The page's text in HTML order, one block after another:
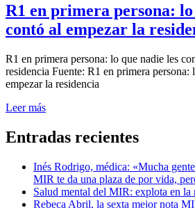
R1 en primera persona: lo
contó al empezar la
porExamen MIR
R1 en primera persona: lo que nadie les
residencia Fuente: R1 en primera persona:
empezar la residencia
Leer más
Entradas recientes
Inés Rodrigo, médica: «Mucha
MIR te da una plaza de por vida,
Salud mental del MIR: explota en la
Rebeca Abril, la sexta mejor nota